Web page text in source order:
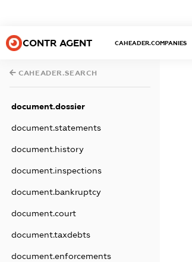
CONTR AGENT CAHEADER.COMPANIES
CAHEADER.SEARCH
document.dossier
document.statements
document.history
document.inspections
document.bankruptcy
document.court
document.taxdebts
document.enforcements